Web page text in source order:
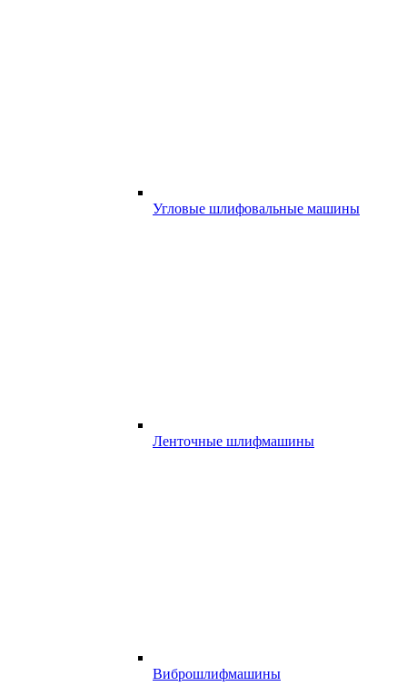
Угловые шлифовальные машины
Ленточные шлифмашины
Виброшлифмашины